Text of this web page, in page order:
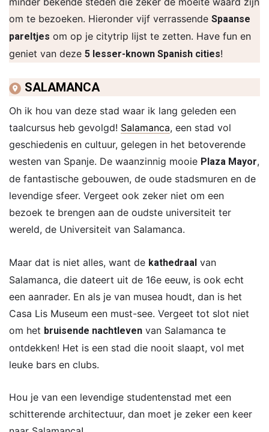
om te bezoeken. Hieronder vijf verrassende Spaanse
pareltjes om op je citytrip lijst te zetten. Have fun en
geniet van deze 5 lesser-known Spanish cities!
SALAMANCA
Oh ik hou van deze stad waar ik lang geleden een
taalcursus heb gevolgd! Salamanca, een stad vol
geschiedenis en cultuur, gelegen in het betoverende
westen van Spanje. De waanzinnig mooie Plaza Mayor,
de fantastische gebouwen, de oude stadsmuren en de
levendige sfeer. Vergeet ook zeker niet om een
bezoek te brengen aan de oudste universiteit ter
wereld, de Universiteit van Salamanca.
Maar dat is niet alles, want de kathedraal van
Salamanca, die dateert uit de 16e eeuw, is ook echt
een aanrader. En als je van musea houdt, dan is het
Casa Lis Museum een must-see. Vergeet tot slot niet
om het bruisende nachtleven van Salamanca te
ontdekken! Het is een stad die nooit slaapt, vol met
leuke bars en clubs.
Hou je van een levendige studentenstad met een
schitterende architectuur, dan moet je zeker een keer